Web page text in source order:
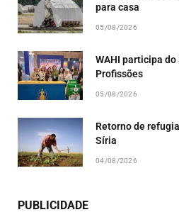
para casa
05/08/2026
WAHI participa
Profissões
05/08/2026
Retorno de
Síria
04/08/2026
PUBLICIDADE